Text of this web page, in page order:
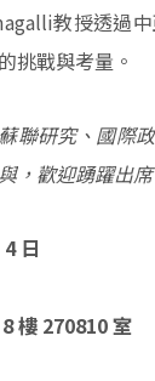
教授透過
挑戰與考量。
聯研究、國際
，歡迎踴躍出
日
樓 270810 室